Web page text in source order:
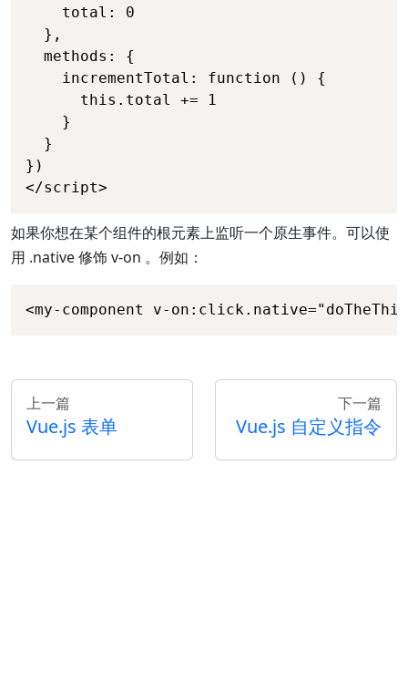
    total: 0
  },
  methods: {
    incrementTotal: function () {
      this.total += 1
    }
  }
})
</script>
如果你想在某个组件的根元素上监听一个原生事件。可以使
用 .native 修饰 v-on 。例如：
<my-component v-
上一篇
Vue.js 表单
下一篇
Vue.js 自定义指令